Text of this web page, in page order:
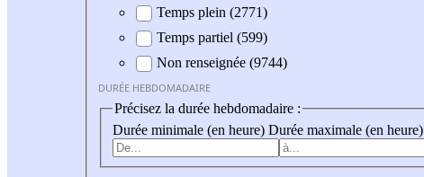
Durée hebdomadaire
Temps plein (2771)
Temps partiel (599)
Non renseignée (9744)
DURÉE HEBDOMADAIRE
Précisez la durée hebdomadaire :
Durée minimale (en heure) Durée maximale (en heure)